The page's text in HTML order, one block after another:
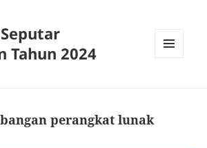
Tahun 2024
perangkat lunak